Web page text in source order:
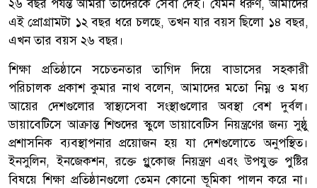
২৬ বছর পর্যন্ত আমরা তাদেরকে সেবা দেই। যেমন ধরুণ, আমাদের
এই প্রোগ্রামটা ১২ বছর ধরে চলছে, তখন যার বয়স ছিলো ১৪ বছর,
এখন তার বয়স ২৬ বছর।
শিক্ষা প্রতিষ্ঠানে সচেতনতার তাগিদ দিয়ে বাডাসের সহকারী
পরিচালক প্রকাশ কুমার নাথ বলেন, আমাদের মতো নিম্ন ও মধ্য
আয়ের দেশগুলোর স্বাস্থ্যসেবা সংস্থাগুলোর অবস্থা বেশ দুর্বল।
ডায়াবেটিসে আক্রান্ত শিশুদের স্কুলে ডায়াবেটিস নিয়ন্ত্রণের জন্য সুষ্ঠু
প্রশাসনিক ব্যবস্থাপনার প্রয়োজন হয় যা দেশগুলোতে অনুপস্থিত।
ইনসুলিন, ইনজেকশন, রক্তে গ্লুকোজ নিয়ন্ত্রণ এবং উপযুক্ত পুষ্টির
বিষয়ে শিক্ষা প্রতিষ্ঠানগুলো তেমন কোনো ভূমিকা পালন করে না।